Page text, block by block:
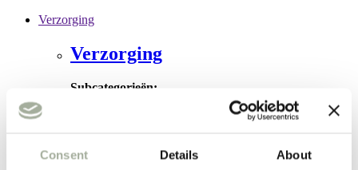
Consent Details About
Verzorging
Verzorging
Subcategorieën:
Kat